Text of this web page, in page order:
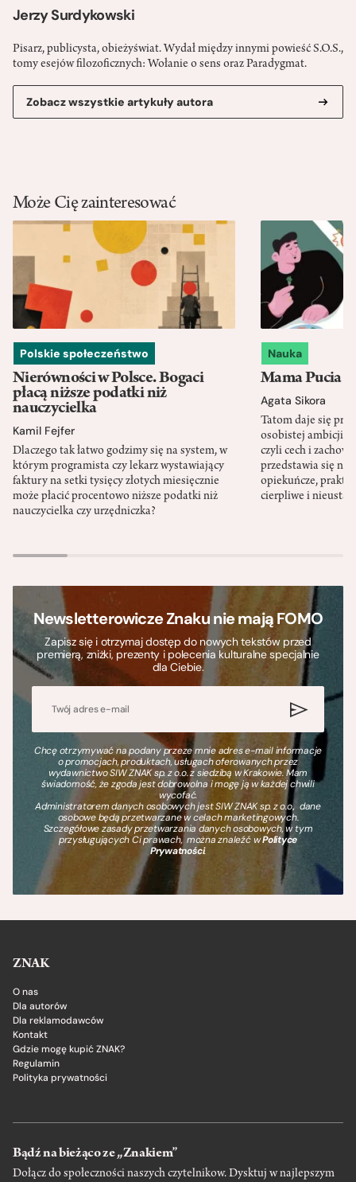
Jerzy Surdykowski
Pisarz, publicysta, obieżyświat. Wydał między innymi powieść S.O.S.,
tomy esejów filozoficznych: Wołanie o sens oraz Paradygmat.
Zobacz wszystkie artykuły autora
Może Cię zainteresować
Polskie społeczeństwo
Nierówności w Polsce. Bogaci
płacą niższe podatki niż
nauczycielka
Kamil Fejfer
Dlaczego tak łatwo godzimy się na system, w
którym programista czy lekarz wystawiający
faktury na setki tysięcy złotych miesięcznie
może płacić procentowo niższe podatki niż
nauczycielka czy urzędniczka?
Nauka
Mama Pucia
Agata Sikora
Tatom daje się
osobistej ambicji,
czyli cech i
przedstawia się
opiekuńcze,
cierpliwe i
Newsletterowicze Znaku nie mają FOMO
Zapisz się i otrzymaj dostęp do nowych tekstów przed
premierą, zniżki, prezenty i polecenia kulturalne specjalnie
dla Ciebie.
Chcę otrzymywać na podany przeze mnie adres e-mail informacje
o promocjach, produktach, usługach oferowanych przez
wydawnictwo SIW ZNAK sp. z o.o. z siedzibą w Krakowie. Mam
świadomość, że zgoda jest dobrowolna i mogę ją w każdej chwili
wycofać.
Administratorem danych osobowych jest SIW ZNAK sp. z o.o., dane
osobowe będą przetwarzane w celach marketingowych.
Szczegółowe zasady przetwarzania danych osobowych, w tym
przysługujących Ci prawach, można znaleźć wPolityce
Prywatności.
ZNAK
O nas
Dla autorów
Dla reklamodawców
Kontakt
Gdzie mogę kupić ZNAK?
Regulamin
Polityka prywatności
Bądź na bieżąco ze „Znakiem”
Dołącz do społeczności naszych czytelnikow. Dysktuj w najlepszym